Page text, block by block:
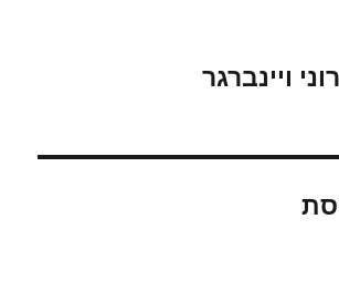
ויינברגר